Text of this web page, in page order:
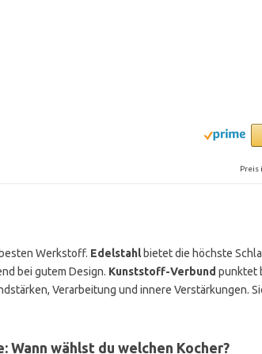
Preis
Werkstoff. Edelstahlbietet die höchste
bei gutem Design. Kunststoff-Verbund punktet
Verarbeitung und innere Verstärkungen.
Wann wählst du welchen Kocher?